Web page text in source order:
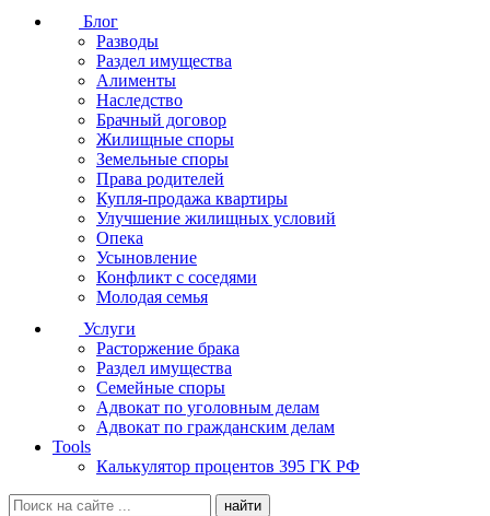
Блог
Разводы
Раздел имущества
Алименты
Наследство
Брачный договор
Жилищные споры
Земельные споры
Права родителей
Купля-продажа квартиры
Улучшение жилищных условий
Опека
Усыновление
Конфликт с соседями
Молодая семья
Услуги
Расторжение брака
Раздел имущества
Семейные споры
Адвокат по уголовным делам
Адвокат по гражданским делам
Tools
Калькулятор процентов 395 ГК РФ